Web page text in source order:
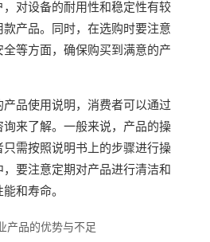
对设备的耐用性和稳定性有较
产品。同时，在选购时要注意
等方面，确保购买到满意的产
产品使用说明，消费者可以通过
来了解。一般来说，产品的操
需按照说明书上的步骤进行操
要注意定期对产品进行清洁和
和寿命。
产品的优势与不足